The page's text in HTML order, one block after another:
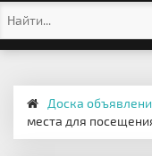
Доска
места для